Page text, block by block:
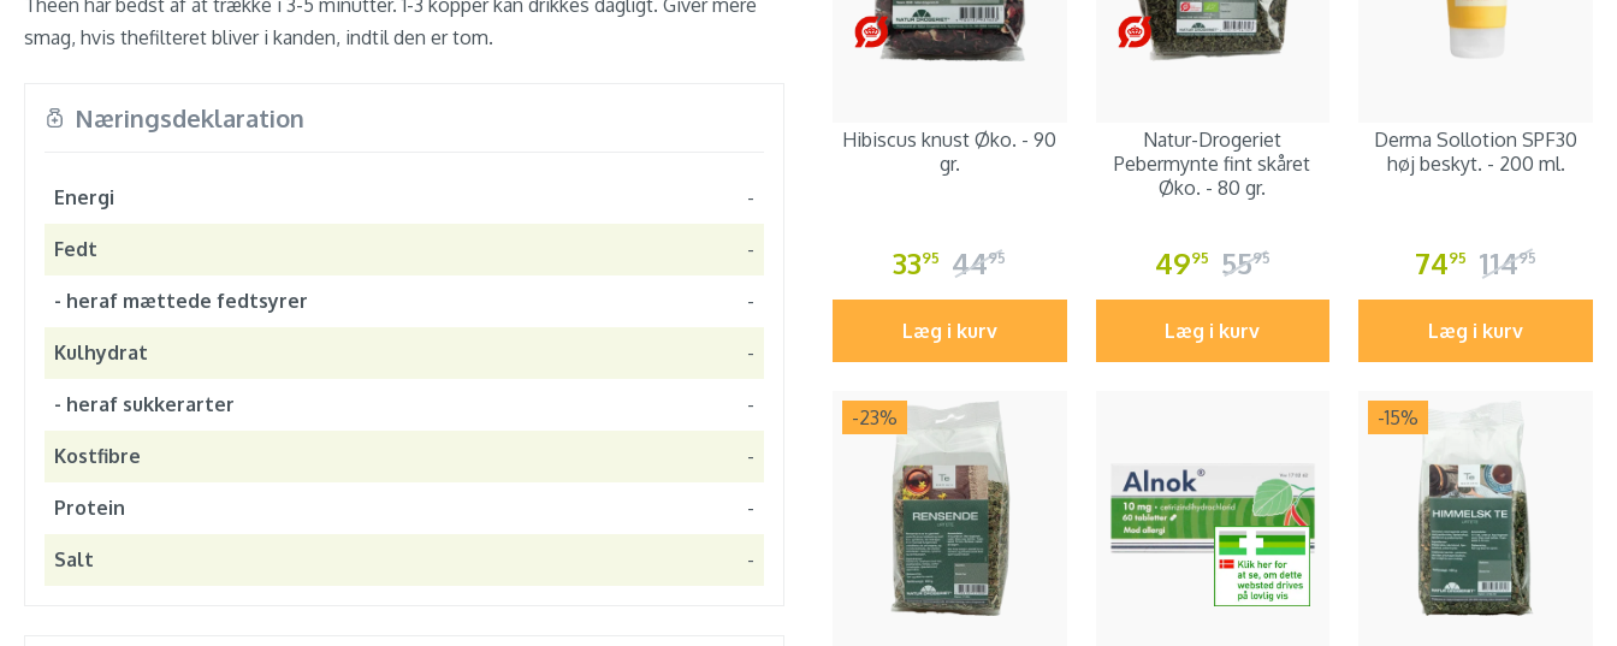
Theen har bedst af at trække i 3-5 minutter. 1-3 kopper kan drikkes dagligt. Giver mere
smag, hvis thefilteret bliver i kanden, indtil den er tom.
Næringsdeklaration
Energi -
Fedt -
- heraf mættede fedtsyrer -
Kulhydrat -
- heraf sukkerarter -
Kostfibre -
Protein -
Salt -
Hibiscus knust Øko. - 90
gr.
3395 4495
Læg i kurv
Natur-Drogeriet
Pebermynte fint skåret
Øko. - 80 gr.
4995 5595
Læg i kurv
Derma Sollotion SPF30
høj beskyt. - 200 ml.
7495 11495
Læg i kurv
-23% -15%